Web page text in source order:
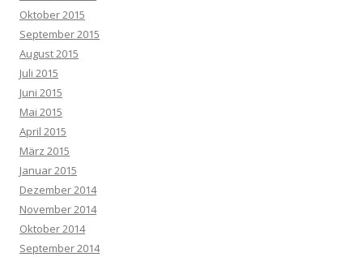
Oktober 2015
September 2015
August 2015
Juli 2015
Juni 2015
Mai 2015
April 2015
März 2015
Januar 2015
Dezember 2014
November 2014
Oktober 2014
September 2014